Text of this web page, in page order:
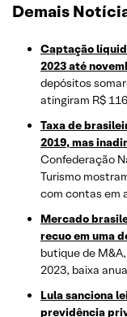
Demais
Captação
2023 até
depósitos
atingiram R$
Taxa de
2019, mas
Confederação
Turismo
com contas em
Mercado
recuo em uma
butique de
2023, baixa
Lula sanciona
previdência